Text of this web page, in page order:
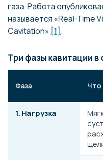
газа. Работа
называется «Real-Time
Cavitation» [1] .
Три фазы кавитации в
Фаза Что
1. Нагрузка